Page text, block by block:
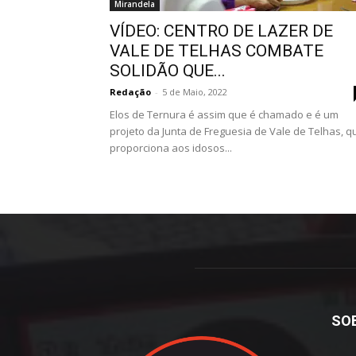
Mirandela
VÍDEO: CENTRO DE LAZER DE
VALE DE TELHAS COMBATE
SOLIDÃO QUE...
Redação - 5 de Maio, 2022
Elos de Ternura é assim que é chamado e é um
projeto da Junta de Freguesia de Vale de Telhas,
proporciona aos idosos...